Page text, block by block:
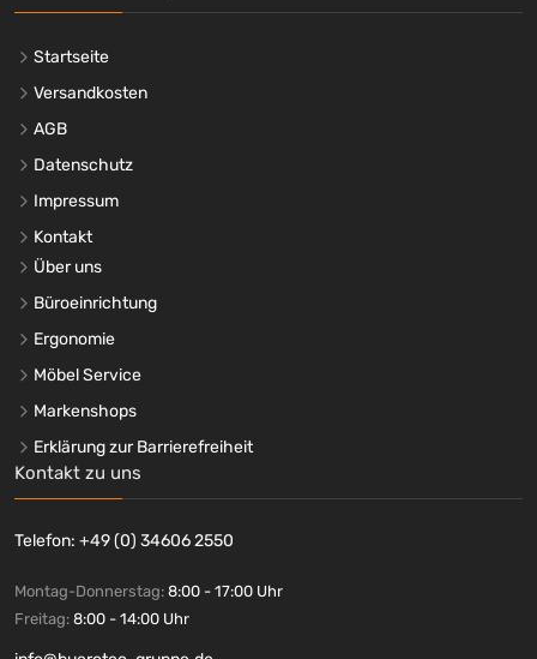
Startseite
Versandkosten
AGB
Datenschutz
Impressum
Kontakt
Über uns
Büroeinrichtung
Ergonomie
Möbel Service
Markenshops
Erklärung zur Barrierefreiheit
Kontakt zu uns
Telefon: +49 (0) 34606 2550
Montag-Donnerstag: 8:00 - 17:00 Uhr
Freitag: 8:00 - 14:00 Uhr